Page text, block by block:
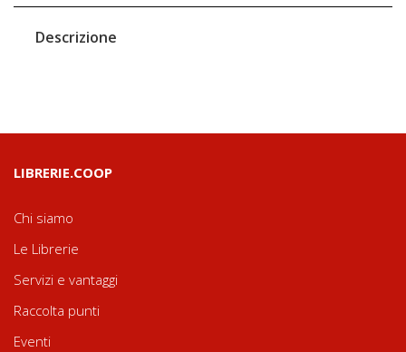
Descrizione
LIBRERIE.COOP
Chi siamo
Le Librerie
Servizi e vantaggi
Raccolta punti
Eventi